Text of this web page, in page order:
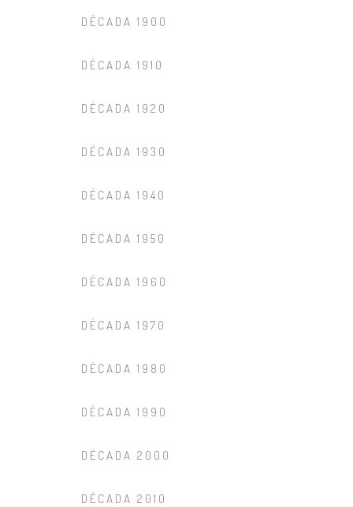
DÉCADA 1900
DÉCADA 1910
DÉCADA 1920
DÉCADA 1930
DÉCADA 1940
DÉCADA 1950
DÉCADA 1960
DÉCADA 1970
DÉCADA 1980
DÉCADA 1990
DÉCADA 2000
DÉCADA 2010